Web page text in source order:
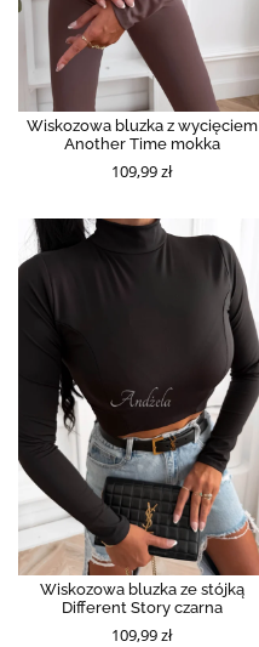
Wiskozowa bluzka z wycięciem
Another Time mokka
109,99 zł
Wiskozowa bluzka ze stójką
Different Story czarna
109,99 zł